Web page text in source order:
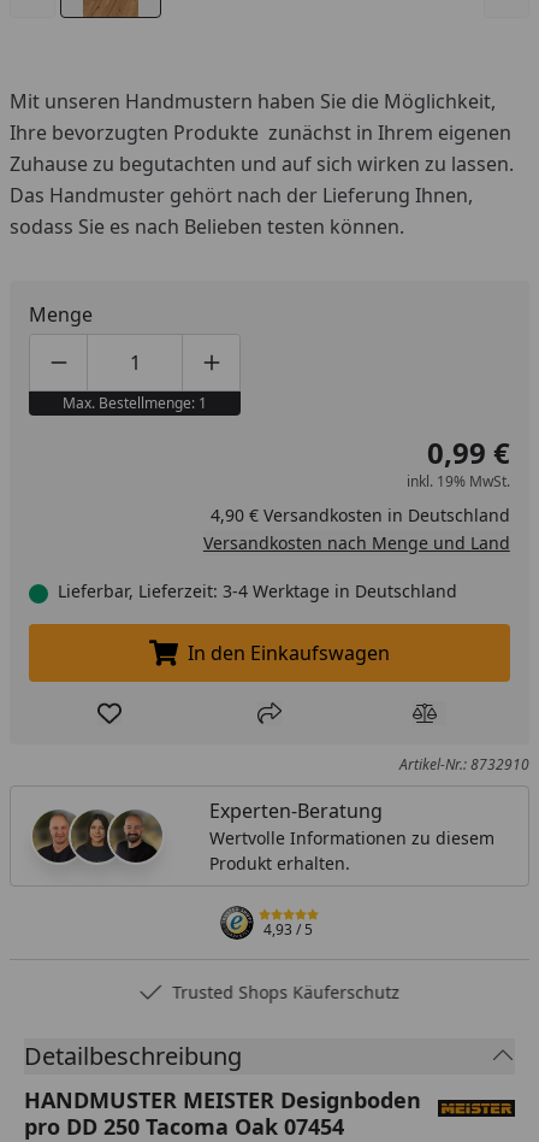
Mit unseren Handmustern haben Sie die Möglichkeit,
Ihre bevorzugten Produkte zunächst in Ihrem eigenen
Zuhause zu begutachten und auf sich wirken zu lassen.
Das Handmuster gehört nach der Lieferung Ihnen,
sodass Sie es nach Belieben testen können.
Menge
Produktmenge um eins verringern
Produktmenge manuell eingeben
Produktmenge um eins erhöhen
Max. Bestellmenge: 1
0,99 €
inkl. 19% MwSt.
4,90 € Versandkosten in Deutschland
Versandkosten nach Menge und Land
Lieferbar, Lieferzeit: 3-4 Werktage in Deutschland
In den Einkaufswagen legen
In den Einkaufswagen
Produkt zur Wunschliste hinzufügen
Teilen Produkt
Artikel-Nr.: 8732910
Experten-Beratung
Wertvolle Informationen zu diesem
Produkt erhalten.
4,93/ 5
Trusted Shops Käuferschutz
Detailbeschreibung
HANDMUSTER MEISTER Designboden
pro DD 250 Tacoma Oak 07454